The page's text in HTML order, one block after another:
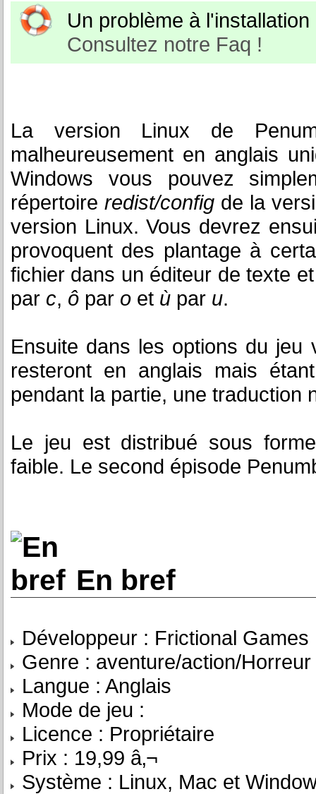
Un problème à
Consultez notre Faq !
La version Linux de
malheureusement en anglais
Windows vous pouvez
répertoire redist/config de la
version Linux. Vous devrez
provoquent des plantage à
fichier dans un éditeur de texte
par c, ô par o et ù par u.
Ensuite dans les options du
resteront en anglais mais
pendant la partie, une traduction
Le jeu est distribué sous
faible. Le second épisode
En bref
Développeur : Frictional Games
Genre : aventure/action/Horreur
Langue : Anglais
Mode de jeu :
Licence : Propriétaire
Prix : 19,99 â‚¬
Système : Linux, Mac et